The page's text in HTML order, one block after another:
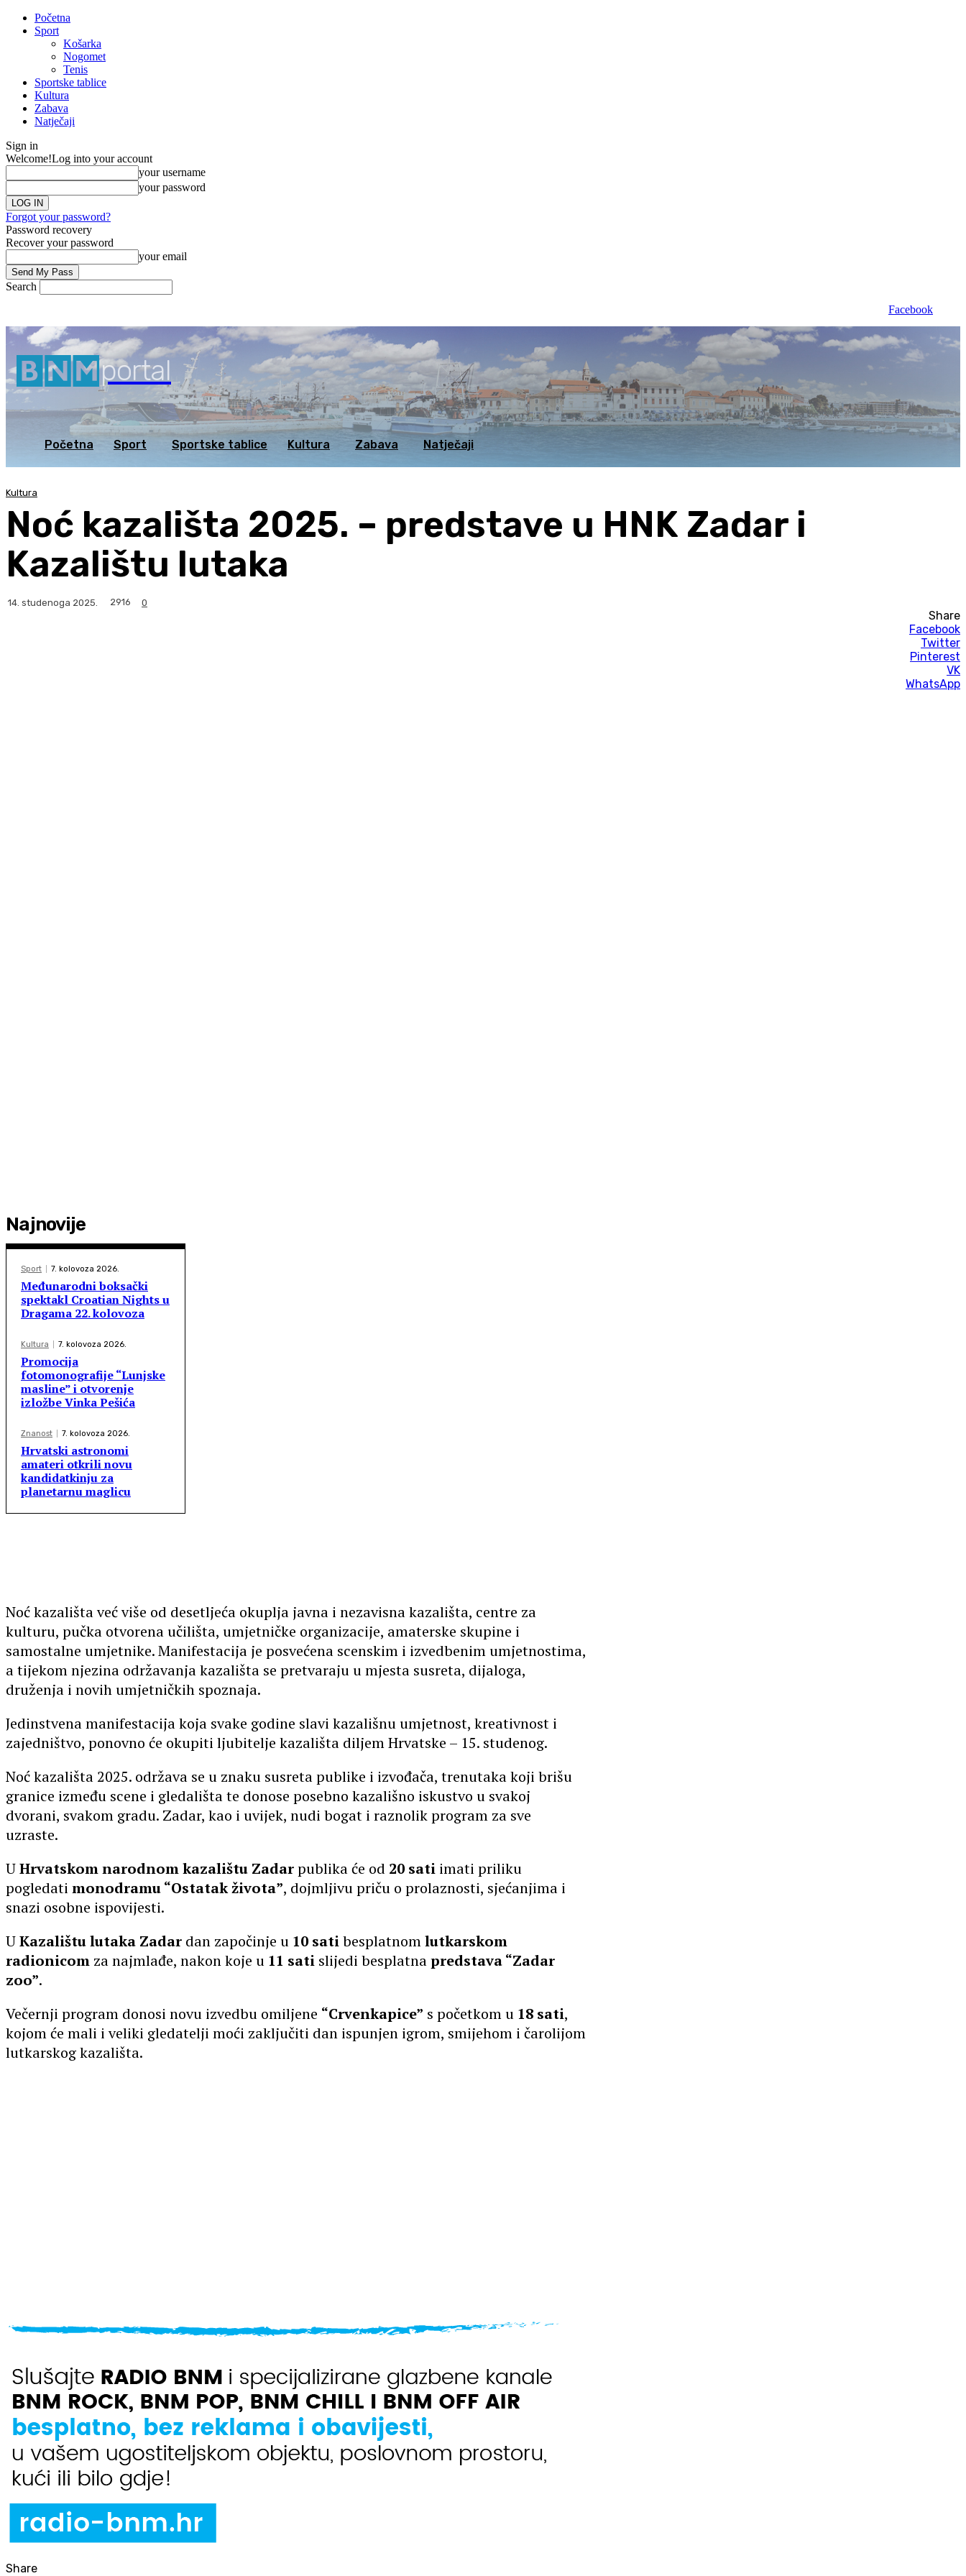
Početna
Sport
Košarka
Nogomet
Tenis
Sportske tablice
Kultura
Zabava
Natječaji
Sign in
Welcome!Log into your account
your username
your password
Forgot your password?
Password recovery
Recover your password
your email
Search
Facebook
portal
Početna Sport Sportske tablice Kultura Zabava Natječaji
Kultura
Noć kazališta 2025. – predstave u HNK Zadar i
Kazalištu lutaka
14. studenoga 2025. 2916 0
Share
Facebook
Twitter
Pinterest
VK
WhatsApp
Najnovije
Sport 7. kolovoza 2026.
Međunarodni boksački
spektakl Croatian Nights u
Dragama 22. kolovoza
Kultura 7. kolovoza 2026.
Promocija
fotomonografije “Lunjske
masline” i otvorenje
izložbe Vinka Pešića
Znanost 7. kolovoza 2026.
Hrvatski astronomi
amateri otkrili novu
kandidatkinju za
planetarnu maglicu
Noć kazališta već više od desetljeća okuplja javna i nezavisna kazališta, centre za
kulturu, pučka otvorena učilišta, umjetničke organizacije, amaterske skupine i
samostalne umjetnike. Manifestacija je posvećena scenskim i izvedbenim umjetnostima,
a tijekom njezina održavanja kazališta se pretvaraju u mjesta susreta, dijaloga,
druženja i novih umjetničkih spoznaja.
Jedinstvena manifestacija koja svake godine slavi kazališnu umjetnost, kreativnost i
zajedništvo, ponovno će okupiti ljubitelje kazališta diljem Hrvatske – 15. studenog.
Noć kazališta 2025. održava se u znaku susreta publike i izvođača, trenutaka koji brišu
granice između scene i gledališta te donose posebno kazališno iskustvo u svakoj
dvorani, svakom gradu. Zadar, kao i uvijek, nudi bogat i raznolik program za sve
uzraste.
UHrvatskom narodnom kazalištu Zadarpublika će od 20 sati imati priliku
pogledati monodramu “Ostatak života”, dojmljivu priču o prolaznosti, sjećanjima i
snazi osobne ispovijesti.
UKazalištu lutaka Zadar dan započinje u 10 satibesplatnomlutkarskom
radionicom za najmlađe, nakon koje u 11 sati slijedi besplatnapredstava “Zadar
zoo”.
Večernji program donosi novu izvedbu omiljene “Crvenkapice” s početkom u 18 sati,
kojom će mali i veliki gledatelji moći zaključiti dan ispunjen igrom, smijehom i čarolijom
lutkarskog kazališta.
Share